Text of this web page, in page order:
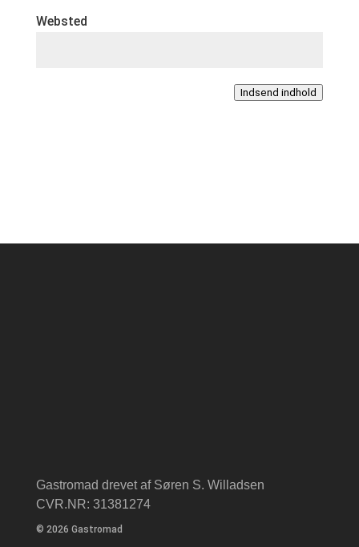
Websted
Indsend indhold
Gastromad drevet af Søren S. Willadsen
CVR.NR: 31381274
© 2026 Gastromad